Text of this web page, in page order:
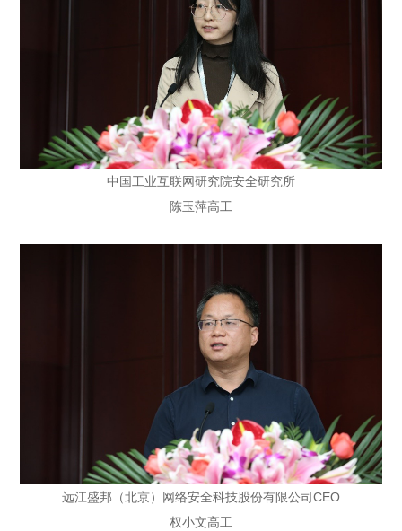
中国工业互联网研究院安全研究所
陈玉萍高工
远江盛邦（北京）网络安全科技股份有限公司CEO
权小文高工